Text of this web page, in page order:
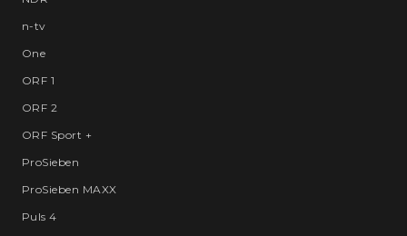
n-tv
One
ORF 1
ORF 2
ORF Sport +
ProSieben
ProSieben MAXX
Puls 4